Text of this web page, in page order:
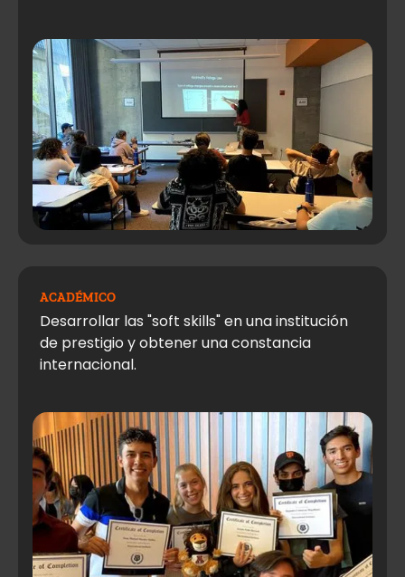
ACADÉMICO
Desarrollar las "soft skills" en una institución
de prestigio y obtener una constancia
internacional.